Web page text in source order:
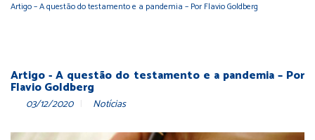
Artigo – A questão do testamento e a pandemia – Por Flavio Goldberg
Artigo - A questão do testamento e a pandemia – Por
Flavio Goldberg
03/12/2020 Notícias